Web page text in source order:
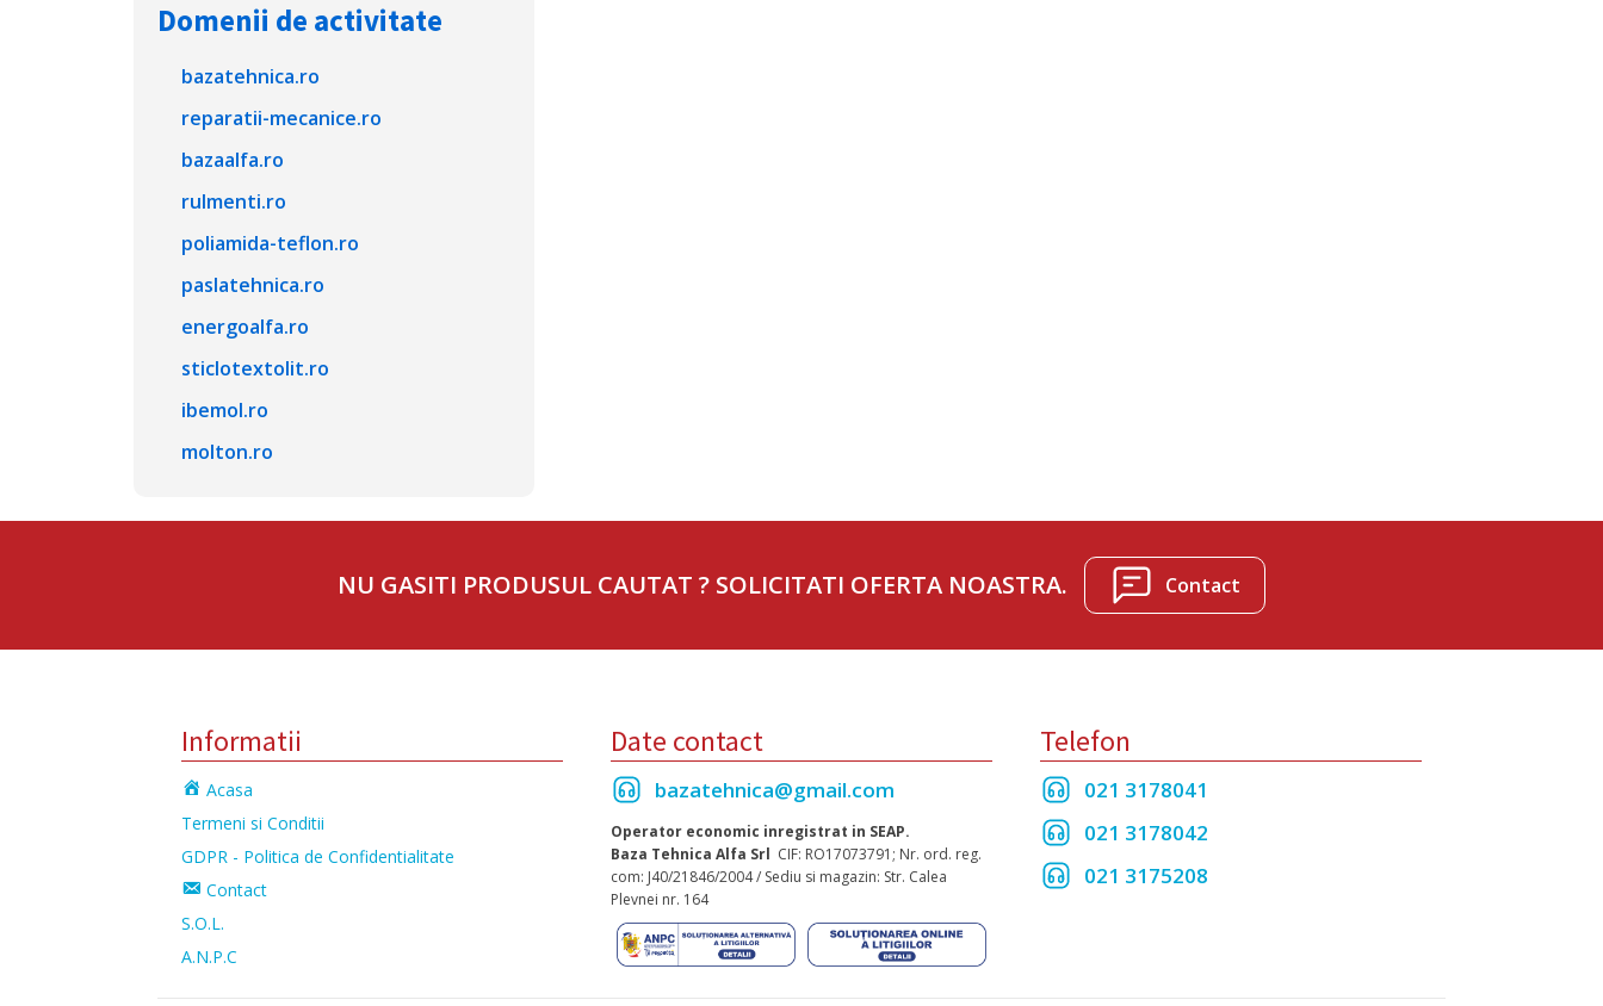
Domenii de activitate
bazatehnica.ro
reparatii-mecanice.ro
bazaalfa.ro
rulmenti.ro
poliamida-teflon.ro
paslatehnica.ro
energoalfa.ro
sticlotextolit.ro
ibemol.ro
molton.ro
NU GASITI PRODUSUL CAUTAT ? SOLICITATI OFERTA NOASTRA. Contact
Informatii
Acasa
Termeni si Conditii
GDPR - Politica de Confidentialitate
Contact
S.O.L.
A.N.P.C
Date contact
bazatehnica@gmail.com
Operator economic inregistrat in SEAP.
Baza Tehnica Alfa Srl CIF: RO17073791; Nr. ord. reg.
com: J40/21846/2004 / Sediu si magazin: Str. Calea
Plevnei nr. 164
Telefon
021 3178041
021 3178042
021 3175208